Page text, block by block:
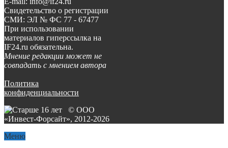
Свидетельство о регистрации
СМИ: ЭЛ № ФС 77 - 67477
При использовании
материалов гиперссылка на
IF24.ru обязательна.
Мнение редакции может не
совпадать с мнением автора
Политика
конфиденциальности
© ООО
«Инвест-Форсайт», 2012-2026
Меню